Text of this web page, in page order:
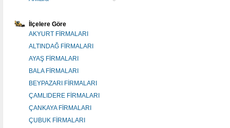
İlçelere Göre
AKYURT FİRMALARI
ALTINDAĞ FİRMALARI
AYAŞ FİRMALARI
BALA FİRMALARI
BEYPAZARI FİRMALARI
ÇAMLIDERE FİRMALARI
ÇANKAYA FİRMALARI
ÇUBUK FİRMALARI